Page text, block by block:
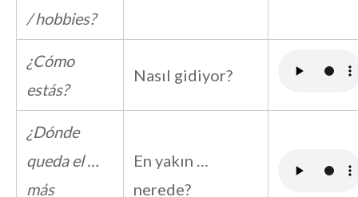
/ hobbies?
¿Cómo
estás?
Nasıl gidiyor?
¿Dónde
queda el …
más
En yakın …
nerede?